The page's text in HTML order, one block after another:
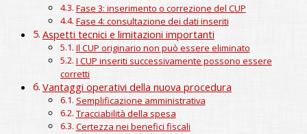
Fase 3: inserimento o correzione del CUP
Fase 4: consultazione dei dati inseriti
Aspetti tecnici e limitazioni importanti
Il CUP originario non può essere eliminato
I CUP inseriti successivamente possono essere
corretti
Vantaggi operativi della nuova procedura
Semplificazione amministrativa
Tracciabilità della spesa
Certezza nei benefici fiscali